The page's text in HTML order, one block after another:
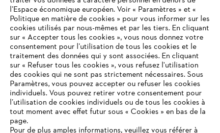
Contact
Politique de protection des données
Mentions légales Utilisation des cookies
Informations juridiques
VOTRE NAVIGATEUR INTERNET
N'EST PLUS PRIS EN CHARGE
Vous utilisez un navigateur Internet que nous ne prenons plus
en charge, et certaines fonctionnalités de notre site ne
peuvent fonctionner correctement. Pour une utilisation
optimale de notre site, nous vous recommandons de passer à
l’Espace économique européen. Voir « Paramètres » et «
Politique en matière de cookies » pour vous informer sur les
cookies utilisés par nous-mêmes et par les tiers. En cliquant
sur « Accepter tous les cookies », vous nous donnez votre
consentement pour l’utilisation de tous les cookies et le
traitement des données qui y sont associées. En cliquant
sur « Refuser tous les cookies », vous refusez l'utilisation
des cookies qui ne sont pas strictement nécessaires. Sous
Paramètres, vous pouvez accepter ou refuser les cookies
individuels. Vous pouvez retirer votre consentement pour
l’utilisation de cookies individuels ou de tous les cookies à
tout moment avec effet futur sous « Cookies » en bas de la
page.
Pour de plus amples informations, veuillez vous référer à